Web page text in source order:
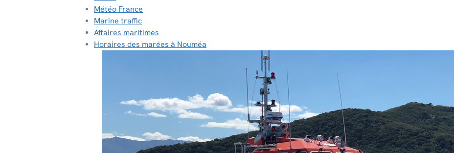
Météo France
Marine traffic
Affaires maritimes
Horaires des marées à Nouméa